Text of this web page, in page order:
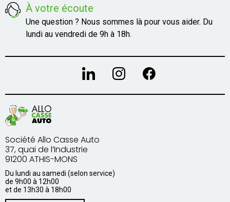
À votre écoute
Une question ? Nous sommes là pour vous aider. Du
lundi au vendredi de 9h à 18h.
Société Allo Casse Auto
37, quai de l’Industrie
91200 ATHIS-MONS
Du lundi au samedi (selon service)
de 9h00 à 12h00
et de 13h30 à 18h00